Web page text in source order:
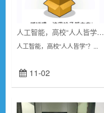
人工智能，高校“人人皆学”？
人工智能，高校“人人皆学”？...
11-02